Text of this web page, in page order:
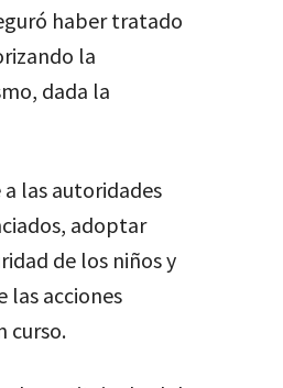
haber tratado
la
dada la
las autoridades
adoptar
de los niños y
las acciones
curso.